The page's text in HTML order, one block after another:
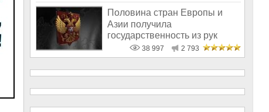
Половина стран Европы и
Азии получила
государственность из рук
России! 38 997 2 793